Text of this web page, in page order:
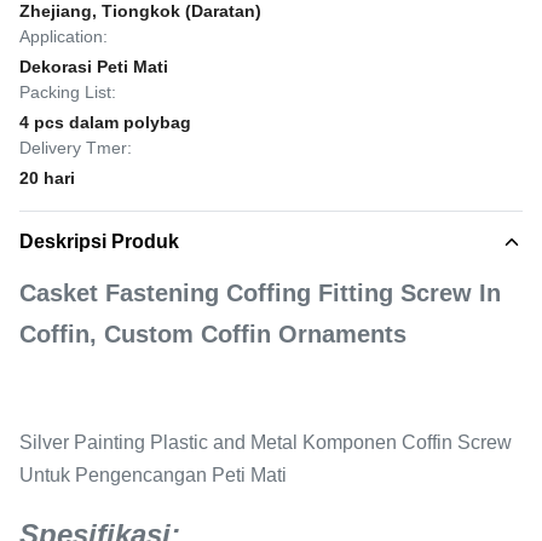
Zhejiang, Tiongkok (Daratan)
Application:
Dekorasi Peti Mati
Packing List:
4 pcs dalam polybag
Delivery Tmer:
20 hari
Deskripsi Produk
Casket Fastening Coffing Fitting Screw In
Coffin, Custom Coffin Ornaments
Silver Painting Plastic and Metal Komponen Coffin Screw
Untuk Pengencangan Peti Mati
Spesifikasi: